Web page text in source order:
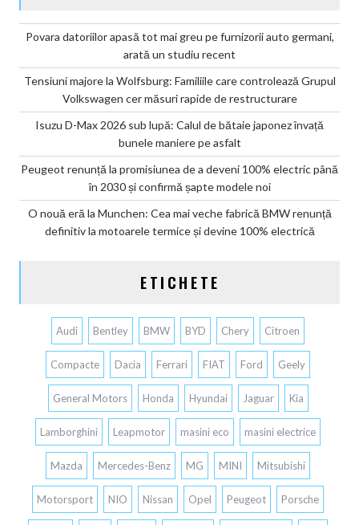
Povara datoriilor apasă tot mai greu pe furnizorii auto germani,
arată un studiu recent
Tensiuni majore la Wolfsburg: Familiile care controlează Grupul
Volkswagen cer măsuri rapide de restructurare
Isuzu D-Max 2026 sub lupă: Calul de bătaie japonez învață
bunele maniere pe asfalt
Peugeot renunță la promisiunea de a deveni 100% electric până
în 2030 și confirmă șapte modele noi
O nouă eră la Munchen: Cea mai veche fabrică BMW renunță
definitiv la motoarele termice și devine 100% electrică
ETICHETE
Audi Bentley BMW BYD Chery Citroen
Compacte Dacia Ferrari FIAT Ford Geely
General Motors Honda Hyundai Jaguar Kia
Lamborghini Leapmotor masini eco masini electrice
Mazda Mercedes-Benz MG MINI Mitsubishi
Motorsport NIO Nissan Opel Peugeot Porsche